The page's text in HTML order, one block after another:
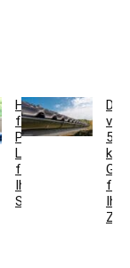
Hotelbettwäsche
für
Privatkunden:
Luxus
für
Ihr
Schlafzimmer
5
für
Ihr